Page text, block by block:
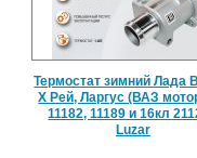
Термостат зимний Лада
Х Рей, Ларгус (ВАЗ
11182, 11189 и 16кл
Luzar